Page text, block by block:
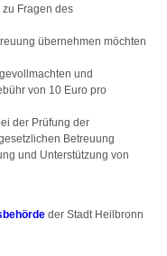
Fragen des
übernehmen möchten
und
von 10 Euro pro
der Prüfung der
Betreuung
und Unterstützung von
der Stadt Heilbronn